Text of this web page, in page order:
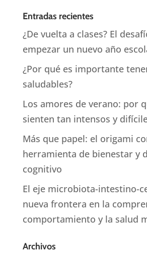
Entradas recientes
¿De vuelta a clases? El
empezar un nuevo año
¿Por qué es importante
saludables?
Los amores de verano: por
sienten tan intensos y
Más que papel: el origami
herramienta de bienestar y
cognitivo
El eje microbiota-intestino-
nueva frontera en la
comportamiento y la salud
Archivos